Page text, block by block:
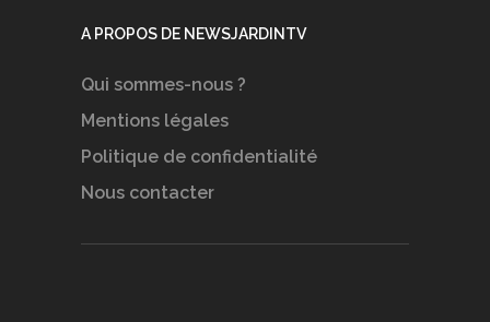
A PROPOS DE NEWSJARDINTV
Qui sommes-nous ?
Mentions légales
Politique de confidentialité
Nous contacter